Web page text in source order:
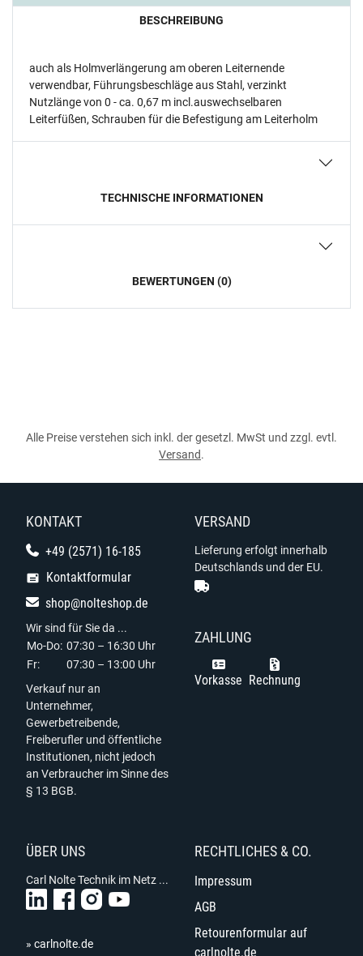
BESCHREIBUNG
auch als Holmverlängerung am oberen Leiternende
verwendbar, Führungsbeschläge aus Stahl, verzinkt
Nutzlänge von 0 - ca. 0,67 m incl.auswechselbaren
Leiterfüßen, Schrauben für die Befestigung am Leiterholm
TECHNISCHE INFORMATIONEN
BEWERTUNGEN (0)
Alle Preise verstehen sich inkl. der gesetzl. MwSt und zzgl. evtl.
Versand.
KONTAKT
+49 (2571) 16-185
Kontaktformular
shop@nolteshop.de
Wir sind für Sie da ...
Mo-Do: 07:30 – 16:30 Uhr
Fr:
07:30 – 13:00 Uhr
Verkauf nur an
Unternehmer,
Gewerbetreibende,
Freiberufler und öffentliche
Institutionen, nicht jedoch
an Verbraucher im Sinne des
§ 13 BGB.
VERSAND
Lieferung erfolgt innerhalb
Deutschlands und der EU.
ZAHLUNG
Vorkasse Rechnung
ÜBER UNS
Carl Nolte Technik im Netz ...
» carlnolte.de
RECHTLICHES & CO.
Impressum
AGB
Retourenformular auf
carlnolte.de